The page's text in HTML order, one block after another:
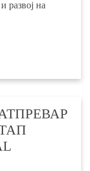
развој на